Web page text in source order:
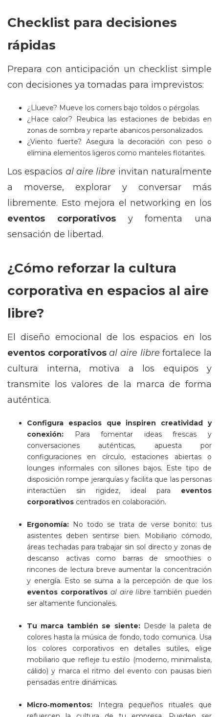
Checklist para decisiones
rápidas
Prepara con anticipación un checklist simple
con decisiones ya tomadas para imprevistos:
¿Llueve? Mueve los corners bajo toldos o pérgolas.
¿Hace calor? Reubica las estaciones de bebidas en
zonas de sombra y reparte abanicos personalizados.
¿Viento fuerte? Asegura la decoración con peso o
elimina elementos ligeros como manteles flotantes.
Los espacios al aire libre invitan naturalmente
a moverse, explorar y conversar más
libremente. Esto mejora el networking en los
eventos corporativosy fomenta una
sensación de libertad.
¿Cómo reforzar la cultura
corporativa en espacios al aire
libre?
El diseño emocional de los espacios en los
eventos corporativosal aire libre fortalece la
cultura interna, motiva a los equipos y
transmite los valores de la marca de forma
auténtica.
Configura espacios que inspiren creatividad y
conexión: Para fomentar ideas frescas y
conversaciones auténticas, apuesta por
configuraciones en círculo, estaciones abiertas o
lounges informales con sillones bajos. Este tipo de
disposición rompe jerarquías y facilita que las personas
interactúen sin rigidez, ideal para eventos
corporativos centrados en colaboración.
Ergonomía: No todo se trata de verse bonito: tus
asistentes deben sentirse bien. Mobiliario cómodo,
áreas techadas para trabajar sin sol directo y zonas de
descanso activas como barras de smoothies o
rincones de lectura breve aumentar la concentración
y energía. Esto se suma a la percepción de que los
eventos corporativos al aire libre también pueden
ser altamente funcionales.
Tu marca también se siente:Desde la paleta de
colores hasta la música de fondo, todo comunica. Usa
los colores corporativos en detalles sutiles, elige
mobiliario que refleje tu estilo (moderno, minimalista,
cálido) y marca el ritmo del evento con pausas bien
pensadas entre dinámicas.
Micro‑momentos: Integra pequeños rituales que